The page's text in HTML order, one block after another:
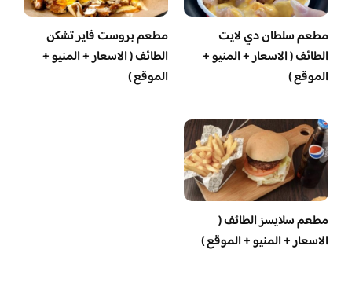
مطعم سلطان دي لايت
الطائف ( الاسعار + المنيو +
الموقع )
مطعم بروست فاير تشكن
الطائف ( الاسعار + المنيو +
الموقع )
مطعم سلايسز الطائف (
الاسعار + المنيو + الموقع )